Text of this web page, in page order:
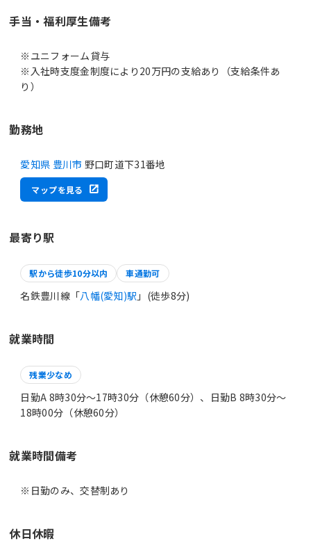
手当・福利厚生備考
※ユニフォーム貸与
※入社時支度金制度により20万円の支給あり（支給条件あ
り）
勤務地
愛知県 豊川市 野口町道下31番地
マップを見る
最寄り駅
駅から徒歩10分以内 車通勤可
名鉄豊川線「八幡(愛知)駅 」(徒歩8分)
就業時間
残業少なめ
日勤A 8時30分〜17時30分（休憩60分）、日勤B 8時30分〜
18時00分（休憩60分）
就業時間備考
休日休暇